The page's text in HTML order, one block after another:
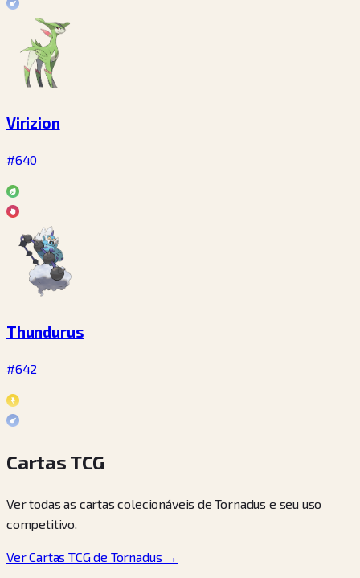
Virizion
#640
Thundurus
#642
Cartas TCG
Ver todas as cartas colecionáveis de Tornadus e seu uso
competitivo.
Ver Cartas TCG de Tornadus →